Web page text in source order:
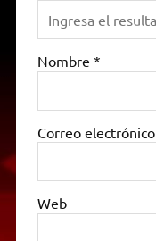
Nombre *
Correo electrónico
Web